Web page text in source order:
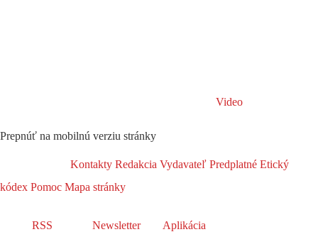
Video
Prepnúť na mobilnú verziu stránky
Kontakty Redakcia Vydavateľ Predplatné Etický
kódex Pomoc Mapa stránky
RSS Newsletter Aplikácia